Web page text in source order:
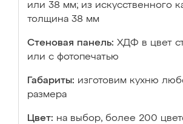
или 38 мм; из искусственного
толщина 38 мм
Стеновая панель: ХДФ в цвет
или с фотопечатью
Габариты: изготовим кухню
размера
Цвет: на выбор, более 200